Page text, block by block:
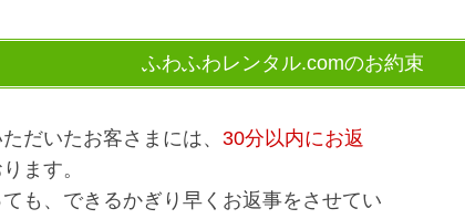
ふわふわレンタル.comのお約束
だいたお客さまには、 30分以内にお返
ます。
も、できるかぎり早くお返事をさせてい